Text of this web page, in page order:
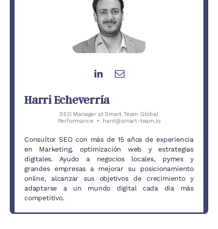
Harri Echeverría
SEO Manager atSmart Team Global
Performance
• harri@smart-team.io
Consultor SEO con más de 15 años de experiencia
en Marketing, optimización web y estrategias
digitales. Ayudo a negocios locales, pymes y
grandes empresas a mejorar su posicionamiento
online, alcanzar sus objetivos de crecimiento y
adaptarse a un mundo digital cada día más
competitivo.